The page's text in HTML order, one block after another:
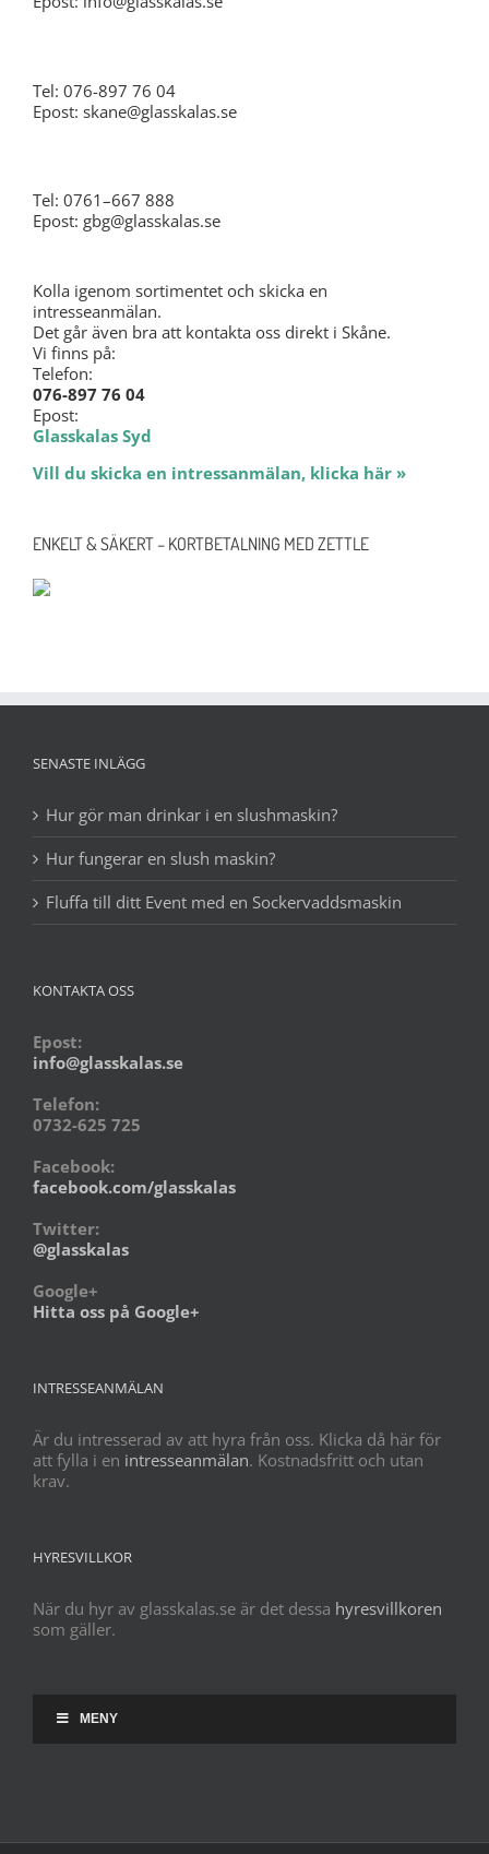
Tel: 076-897 76 04
Epost: skane@glasskalas.se
Tel: 0761–667 888
Epost: gbg@glasskalas.se
Kolla igenom sortimentet och skicka en
intresseanmälan.
Det går även bra att kontakta oss direkt i Skåne.
Vi finns på:
Telefon:
076-897 76 04
Epost:
Glasskalas Syd
Vill du skicka en intressanmälan, klicka här »
ENKELT & SÄKERT – KORTBETALNING MED ZETTLE
SENASTE INLÄGG
Hur gör man drinkar i en slushmaskin?
Hur fungerar en slush maskin?
Fluffa till ditt Event med en Sockervaddsmaskin
KONTAKTA OSS
Epost:
info@glasskalas.se
Telefon:
0732-625 725
Facebook:
facebook.com/glasskalas
Twitter:
@glasskalas
Google+
Hitta oss på Google+
INTRESSEANMÄLAN
Är du intresserad av att hyra från oss. Klicka då här för
att fylla i en intresseanmälan. Kostnadsfritt och utan
krav.
HYRESVILLKOR
När du hyr av glasskalas.se är det dessa hyresvillkoren
som gäller.
MENY